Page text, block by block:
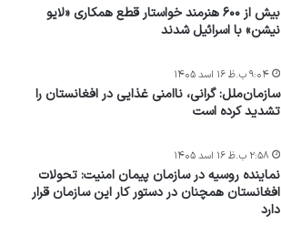
بیش از ۶۰۰ هنرمند خواستار قطع همکاری «لایو
نیشن» با اسرائیل شدند
سازمان‌ملل: گرانی، ناامنی غذایی در افغانستان را
تشدید کرده است
۹:۰۴ ب.ظ ۱۶ اسد ۱۴۰۵
نماینده روسیه در سازمان پیمان امنیت: تحولات
افغانستان همچنان در دستور کار این سازمان قرار
دارد
۲:۵۸ ب.ظ ۱۶ اسد ۱۴۰۵